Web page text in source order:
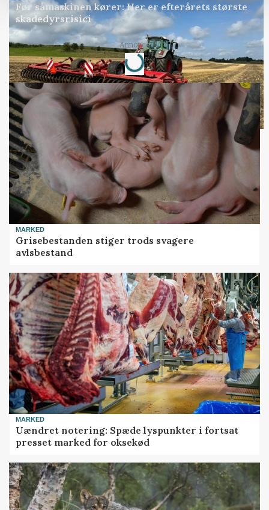
Før såmaskinen kører: Her er efterårets største
skadedyrsrisici
Annonce
Loading...
MARKED
Grisebestanden stiger trods svagere
avlsbestand
MARKED
Uændret notering: Spæde lyspunkter i fortsat
presset marked for oksekød